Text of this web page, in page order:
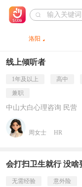
洛阳
线上倾听者
1年及以上 高中
兼职
中山大白心理咨询 民营
周女士 HR
会打扫卫生就行 没啥
无需经验 意外险